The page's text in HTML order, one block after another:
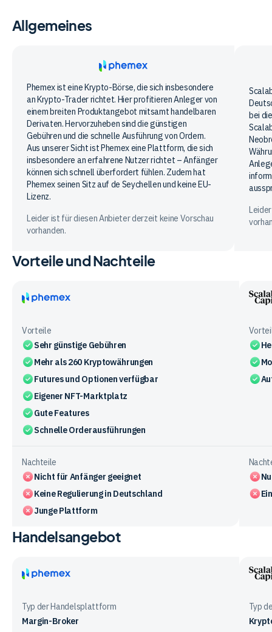
Allgemeines
Phemex
Phemex ist eine Krypto-Börse, die sich insbesondere
an Krypto-Trader richtet. Hier profitieren Anleger von
einem breiten Produktangebot mitsamt handelbaren
Derivaten. Hervorzuheben sind die günstigen
Gebühren und die schnelle Ausführung von Ordern.
Aus unserer Sicht ist Phemex eine Plattform, die sich
insbesondere an erfahrene Nutzer richtet – Anfänger
können sich schnell überfordert fühlen. Zudem hat
Phemex seinen Sitz auf de Seychellen und keine EU-
Lizenz.
Leider ist für diesen Anbieter derzeit keine Vorschau
vorhanden.
bei
Vorteile und Nachteile
Vorteile
Sehr günstige Gebühren
Mehr als 260 Kryptowährungen
Futures und Optionen verfügbar
Eigener NFT-Marktplatz
Gute Features
Schnelle Orderausführungen
Nachteile
Nicht für Anfänger geeignet
Keine Regulierung in Deutschland
Junge Plattform
Vergleichstabelle
Vorteile
Nachteile
der
Handelsangebot
Typ der Handelsplattform
Margin-Broker
Typ